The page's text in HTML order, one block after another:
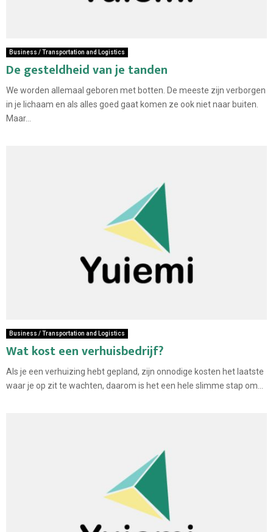
Business / Transportation and Logistics
De gesteldheid van je tanden
We worden allemaal geboren met botten. De meeste zijn verborgen
in je lichaam en als alles goed gaat komen ze ook niet naar buiten.
Maar...
Business / Transportation and Logistics
Wat kost een verhuisbedrijf?
Als je een verhuizing hebt gepland, zijn onnodige kosten het laatste
waar je op zit te wachten, daarom is het een hele slimme stap om...